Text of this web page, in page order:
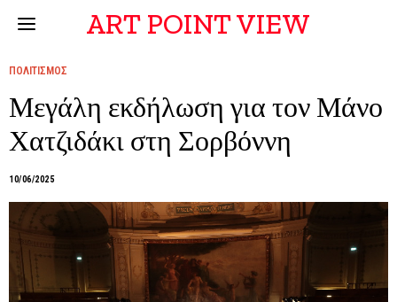
ART POINT VIEW
ΠΟΛΙΤΙΣΜΟΣ
Μεγάλη εκδήλωση για τον Μάνο
Χατζιδάκι στη Σορβόννη
10/06/2025